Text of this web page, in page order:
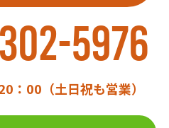
5976
：00（土日祝も営業）